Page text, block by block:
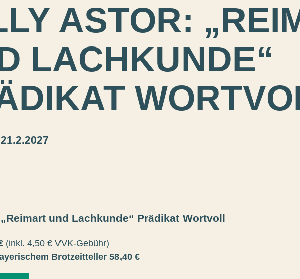
ASTOR:
LACHKUNDE“
und Lachkunde“ Prädikat Wortvoll
(inkl. 4,50 € VVK-Gebühr)
Brotzeitteller 58,40 €